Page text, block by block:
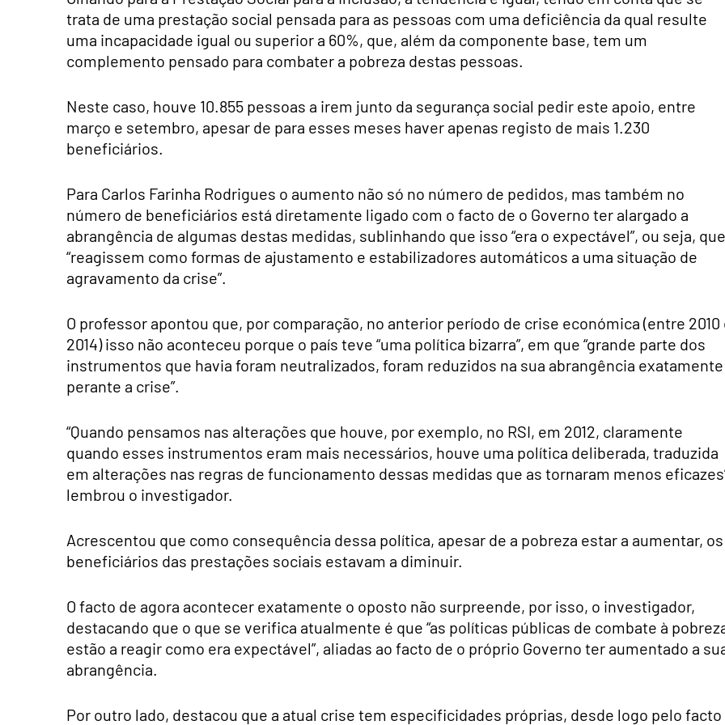
trata de uma prestação social pensada para as pessoas com uma deficiência da qual resulte
uma incapacidade igual ou superior a 60%, que, além da componente base, tem um
complemento pensado para combater a pobreza destas pessoas.
Neste caso, houve 10.855 pessoas a irem junto da segurança social pedir este apoio, entre
março e setembro, apesar de para esses meses haver apenas registo de mais 1.230
beneficiários.
Para Carlos Farinha Rodrigues o aumento não só no número de pedidos, mas também no
número de beneficiários está diretamente ligado com o facto de o Governo ter alargado a
abrangência de algumas destas medidas, sublinhando que isso “era o expectável”, ou seja, que
“reagissem como formas de ajustamento e estabilizadores automáticos a uma situação de
agravamento da crise”.
O professor apontou que, por comparação, no anterior período de crise económica (entre 2010
2014) isso não aconteceu porque o país teve “uma política bizarra”, em que “grande parte dos
instrumentos que havia foram neutralizados, foram reduzidos na sua abrangência exatamente
perante a crise”.
“Quando pensamos nas alterações que houve, por exemplo, no RSI, em 2012, claramente
quando esses instrumentos eram mais necessários, houve uma política deliberada, traduzida
em alterações nas regras de funcionamento dessas medidas que as tornaram menos
lembrou o investigador.
Acrescentou que como consequência dessa política, apesar de a pobreza estar a aumentar, os
beneficiários das prestações sociais estavam a diminuir.
O facto de agora acontecer exatamente o oposto não surpreende, por isso, o investigador,
destacando que o que se verifica atualmente é que “as políticas públicas de combate à
estão a reagir como era expectável”, aliadas ao facto de o próprio Governo ter aumentado a
abrangência.
Por outro lado, destacou que a atual crise tem especificidades próprias, desde logo pelo facto